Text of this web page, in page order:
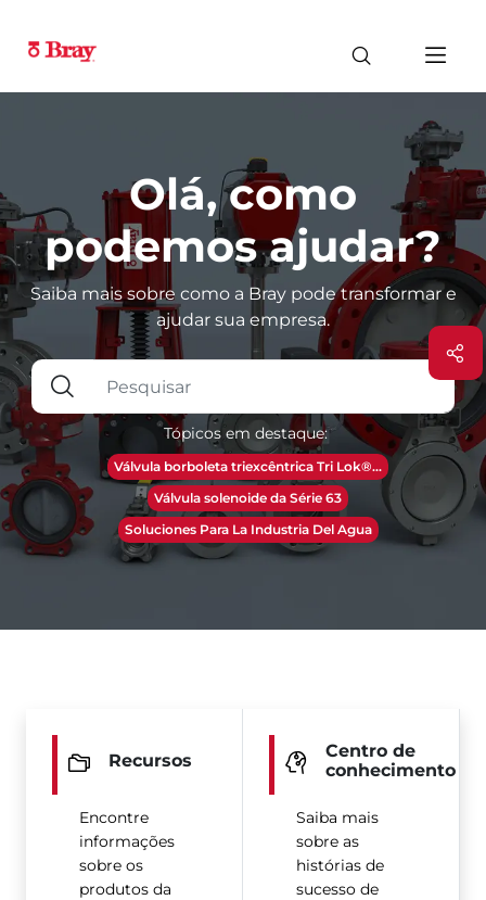
Olá, como
podemos ajudar?
Saiba mais sobre como a Bray pode transformar e
ajudar sua empresa.
Tópicos em destaque:
Válvula borboleta triexcêntrica Tri Lok®...
Válvula solenoide da Série 63
Soluciones Para La Industria Del Agua
Recursos
Encontre
informações
sobre os
produtos da
Centro de
conhecimento
Saiba mais
sobre as
histórias de
sucesso de